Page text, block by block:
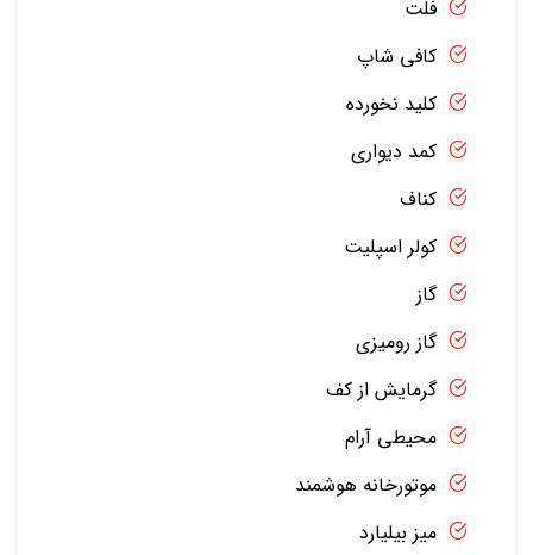
فلت
کافی شاپ
کلید نخورده
کمد دیواری
کناف
کولر اسپلیت
گاز
گاز رومیزی
گرمایش از کف
محیطی آرام
موتورخانه هوشمند
میز بیلیارد